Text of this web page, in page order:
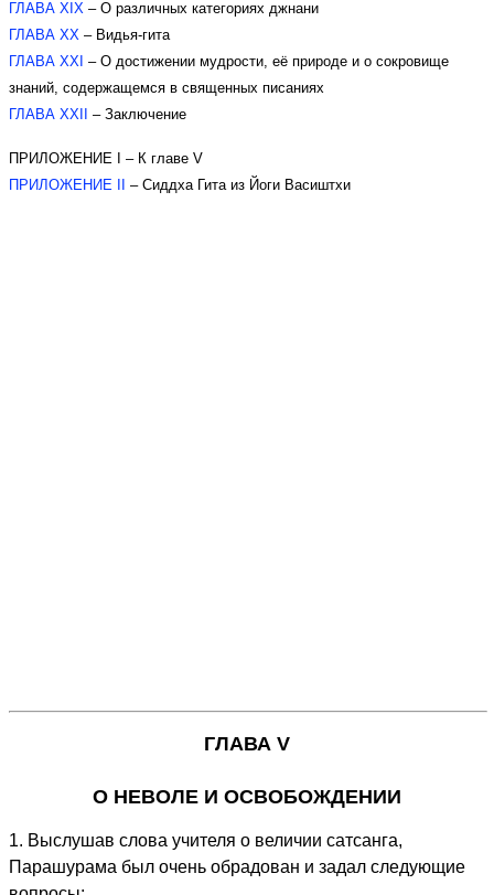
ГЛАВА XIX – О различных категориях джнани
ГЛАВА XX – Видья-гита
ГЛАВА XXI – О достижении мудрости, её природе и о сокровище
знаний, содержащемся в священных писаниях
ГЛАВА XXII
– Заключение
ПРИЛОЖЕНИЕ I – К главе V
ПРИЛОЖЕНИЕ II
– Сиддха Гита из Йоги Васиштхи
ГЛАВА V
О НЕВОЛЕ И ОСВОБОЖДЕНИИ
1. Выслушав слова учителя о величии сатсанга,
Парашурама был очень обрадован и задал следующие